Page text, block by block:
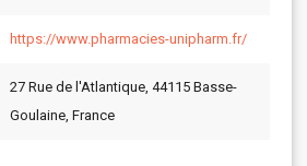
https://www.pharmacies-unipharm.fr/
27 Rue de l'Atlantique, 44115 Basse-
Goulaine, France